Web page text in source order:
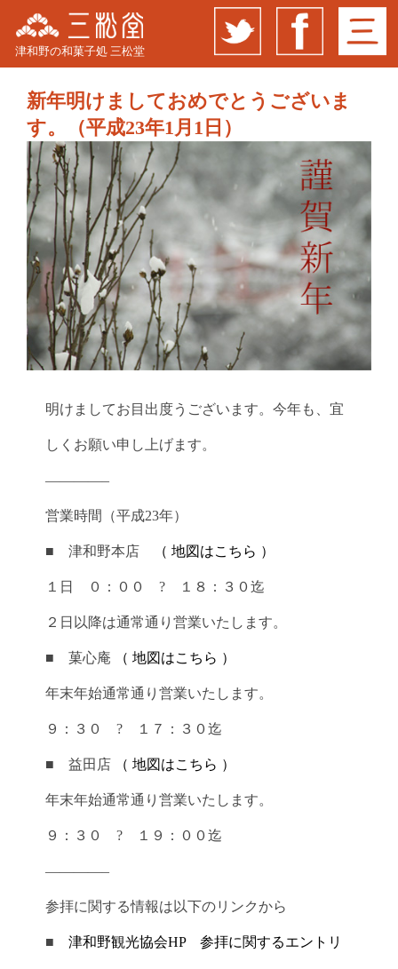
津和野の和菓子処 三松堂
新年明けましておめでとうございま
す。（平成23年1月1日）
明けましてお目出度うございます。今年も、宜
しくお願い申し上げます。
――――–
営業時間（平成23年）
■ 津和野本店 （ 地図はこちら ）
１日 ０：００ ? １８：３０迄
２日以降は通常通り営業いたします。
■ 菓心庵 （ 地図はこちら ）
年末年始通常通り営業いたします。
９：３０ ? １７：３０迄
■ 益田店 （ 地図はこちら ）
年末年始通常通り営業いたします。
９：３０ ? １９：００迄
————–
参拝に関する情報は以下のリンクから
■ 津和野観光協会HP 参拝に関するエントリ